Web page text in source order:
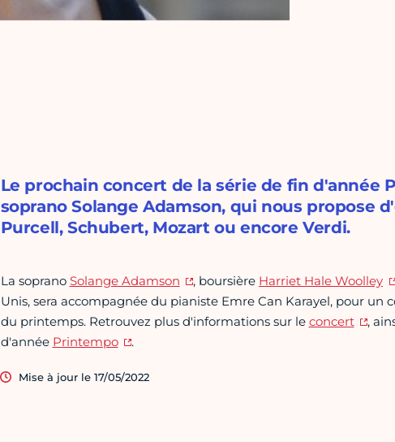
Le prochain concert de la série de fin d'année
soprano Solange Adamson, qui nous propose
Purcell, Schubert, Mozart ou encore Verdi.
La soprano Solange Adamson , boursière Harriet Hale Woolley
Unis, sera accompagnée du pianiste Emre Can Karayel, pour
du printemps. Retrouvez plus d'informations sur le concert
,
d'année Printempo .
Mise à jour le 17/05/2022